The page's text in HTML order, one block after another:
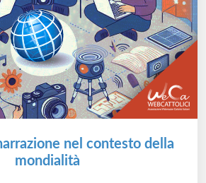
nel contesto della
mondialità